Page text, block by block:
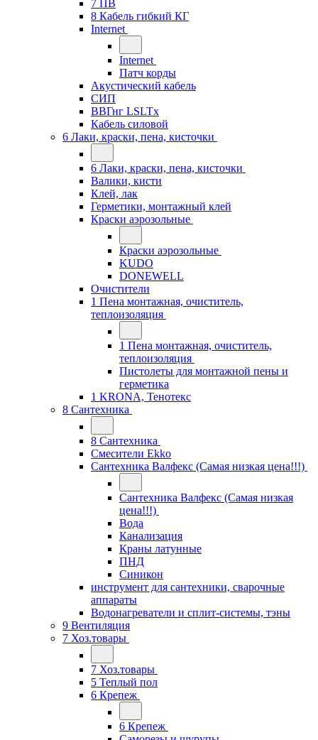
7 ПВ
8 Кабель гибкий КГ
Internet
Internet
Патч корды
Акустический кабель
СИП
ВВГнг LSLTx
Кабель силовой
6 Лаки, краски, пена, кисточки
6 Лаки, краски, пена, кисточки
Валики, кисти
Клей, лак
Герметики, монтажный клей
Краски аэрозольные
Краски аэрозольные
KUDO
DONEWELL
Очистители
1 Пена монтажная, очиститель,
теплоизоляция
1 Пена монтажная, очиститель,
теплоизоляция
Пистолеты для монтажной пены и
герметика
1 KRONA, Тенотекс
8 Сантехника
8 Сантехника
Смесители Ekko
Сантехника Валфекс (Самая низкая цена!!!)
Сантехника Валфекс (Самая низкая
цена!!!)
Вода
Канализация
Краны латунные
ПНД
Синикон
инструмент для сантехники, сварочные
аппараты
Водонагреватели и сплит-системы, тэны
9 Вентиляция
7 Хоз.товары
7 Хоз.товары
5 Теплый пол
6 Крепеж
6 Крепеж